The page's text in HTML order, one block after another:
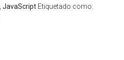
,JavaScript Etiquetado como: